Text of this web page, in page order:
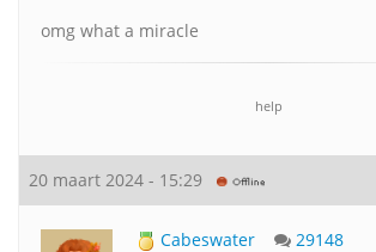
omg what a miracle
help
20 maart 2024 - 15:29
Cabeswater 29148